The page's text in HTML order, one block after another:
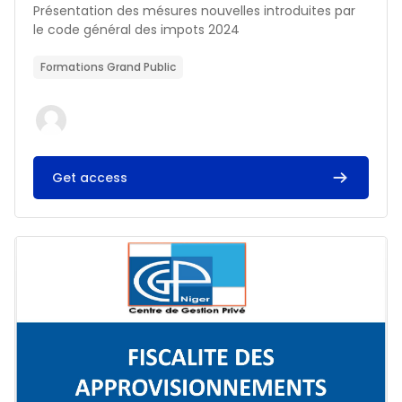
Résumé du cours :
Présentation des mésures nouvelles introduites par
le code général des impots 2024
Formations Grand Public
Get access
Image du cours FISCALITE DES APPROVISIONNEMENTS